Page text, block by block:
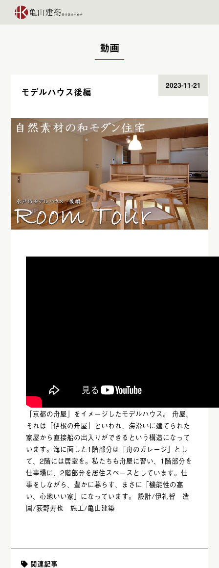
モデルハウス
動画
モデルハウス後編
2023-11-21
「京都の舟屋」をイメージしたモデルハウス。 舟屋、
それは「伊根の舟屋」といわれ、海沿いに建てられた
家屋から直接船の出入りができるという構造になって
います。海に面した1階部分は「舟のガレージ」とし
て、2階には居室を。私たちも舟屋に習い、1階部分を
仕事場に、2階部分を居住スペースとしています。仕
事をしながら、豊かに暮らす、まさに「機能性の高
い、心地いい家」になっています。 設計/伊礼智 造
園/荻野寿也 施工/亀山建築
関連記事